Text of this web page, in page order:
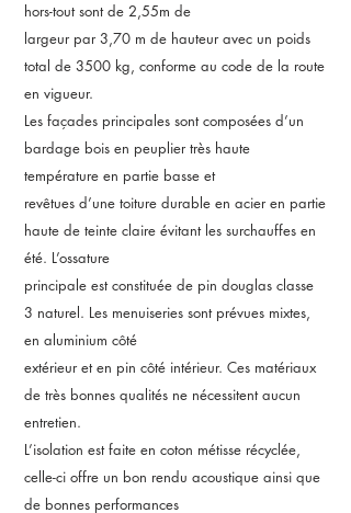
hors-tout sont de 2,55m de
largeur par 3,70 m de hauteur avec un poids
total de 3500 kg, conforme au code de la route
en vigueur.
Les façades principales sont composées d’un
bardage bois en peuplier très haute
température en partie basse et
revêtues d’une toiture durable en acier en partie
haute de teinte claire évitant les surchauffes en
été. L’ossature
principale est constituée de pin douglas classe
3 naturel. Les menuiseries sont prévues mixtes,
en aluminium côté
extérieur et en pin côté intérieur. Ces matériaux
de très bonnes qualités ne nécessitent aucun
entretien.
L’isolation est faite en coton métisse récyclée,
celle-ci offre un bon rendu acoustique ainsi que
de bonnes performances